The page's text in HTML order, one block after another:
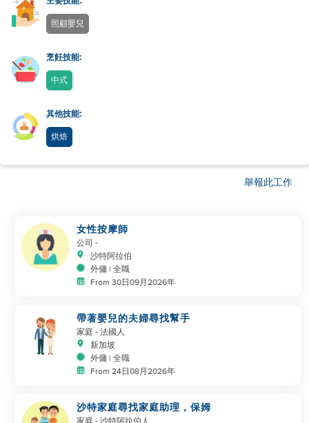
照顧嬰兒
烹飪技能:
中式
其他技能:
烘焙
舉報此工作
女性按摩師
公司 -
沙特阿拉伯
外傭 | 全職
From 30日09月2026年
帶著嬰兒的夫婦尋找幫手
家庭 - 法國人
新加坡
外傭 | 全職
From 24日08月2026年
沙特家庭尋找家庭助理，保姆